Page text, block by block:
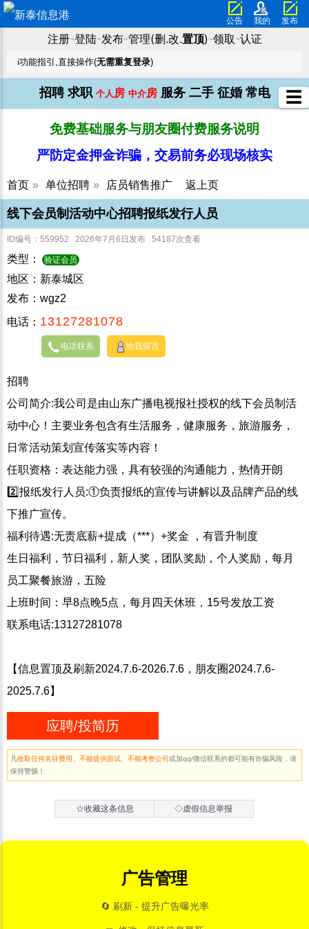
公告 我的 发布
注册➜登陆➜发布➜管理(删.改.置顶) ➜领取 ➜认证
ℹ️功能指引,直接操作(无需重复登录)
招聘 求职 个人 房 中介房 服务 二手 征婚 常电
免费基础服务与朋友圈付费服务说明
严防定金押金诈骗，交易前务必现场核实
首页 » 单位招聘 » 店员销售推广 返上页
线下会员制活动中心招聘报纸发行人员
ID编号：559952 2026年7月6日发布 54187次查看
类型： 验证会员
地区：新泰城区
发布：wgz2
电话： 13127281078
电话联系 给我留言
招聘
公司简介:我公司是由山东广播电视报社授权的线下会员制活
动中心！主要业务包含有生活服务，健康服务，旅游服务，
日常活动策划宣传落实等内容！
任职资格：表达能力强，具有较强的沟通能力，热情开朗
2️⃣报纸发行人员:①负责报纸的宣传与讲解以及品牌产品的线
下推广宣传。
福利待遇:无责底薪+提成（***）+奖金 ，有晋升制度
生日福利，节日福利，新人奖，团队奖励，个人奖励，每月
员工聚餐旅游，五险
上班时间：早8点晚5点，每月四天休班，15号发放工资
联系电话:13127281078
【信息置顶及刷新2024.7.6-2026.7.6，朋友圈2024.7.6-
2025.7.6】
应聘/投简历
凡收取任何名目费用、不能提供面试、不能考察公司或加qq/微信联系的都可能有诈骗风险，请
保持警惕！
☆收藏这条信息 ◇虚假信息举报
广告管理
🔄 刷新 - 提升广告曝光率
☰